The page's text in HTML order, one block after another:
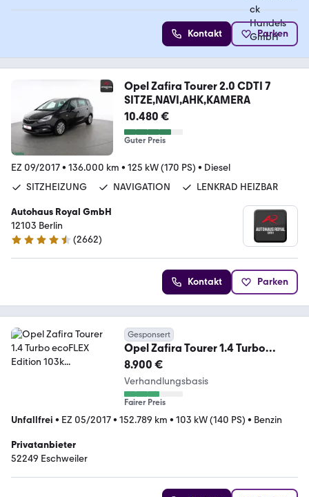
Kontakt Parken
Opel Zafira Tourer 2.0 CDTI 7
SITZE,NAVI,AHK,KAMERA
10.480 €
Guter Preis
EZ 09/2017• 136.000 km • 125 kW (170 PS) • Diesel
SITZHEIZUNG
NAVIGATION LENKRAD HEIZBAR
Autohaus Royal GmbH
12103 Berlin
4.6 Sterne
(2662)
Kontakt Parken
Gesponsert
Opel Zafira Tourer 1.4 Turbo
ecoFLEX Edition 103k...
8.900 €
Verhandlungsbasis
Fairer Preis
Unfallfrei • EZ 05/2017• 152.789 km • 103 kW (140 PS) • Benzin
Privatanbieter
52249 Eschweiler